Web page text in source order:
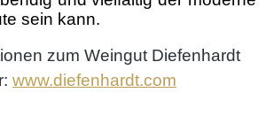
sein kann.
zum Weingut Diefenhardt
www.diefenhardt.com